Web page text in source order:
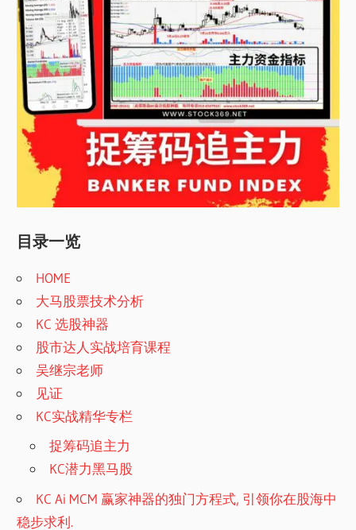
目录一览
HOME
大马股票技术分析
KC 选股神器
股市达人实战培育课程
吴继宗老师
见证
KC实战精华专栏
捉筹码追主力
KC潜力黑马股
KC Ai MCM 赢家神器的独门方程式, 引领你在股海中
稳步求利.